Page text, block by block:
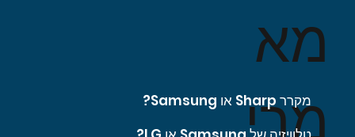
מא
מרי
מקרר Sharp או Samsung?